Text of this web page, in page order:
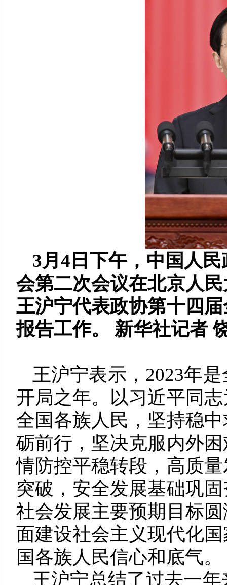
3月4日下午，中国人
会第二次会议在北京人
王沪宁代表政协第十四
报告工作。 新华社记者
王沪宁表示，2023年
开局之年。以习近平同
全国各族人民，坚持稳
砺前行，坚决克服内外
情防控平稳转段，高质
突破，安全发展基础巩
社会发展主要预期目标
面建设社会主义现代化
国各族人民信心和底气。
王沪宁总结了过去一